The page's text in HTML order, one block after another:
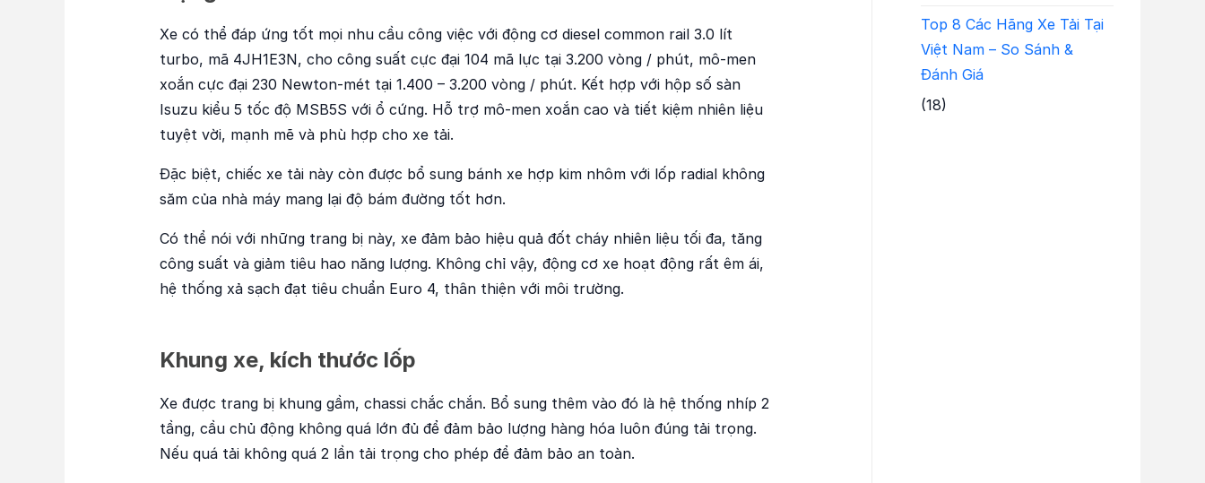
Xe có thể đáp ứng tốt mọi nhu cầu công việc với động cơ diesel common rail 3.0 lít
turbo, mã 4JH1E3N, cho công suất cực đại 104 mã lực tại 3.200 vòng / phút, mô-men
xoắn cực đại 230 Newton-mét tại 1.400 – 3.200 vòng / phút. Kết hợp với hộp số sàn
Isuzu kiểu 5 tốc độ MSB5S với ổ cứng. Hỗ trợ mô-men xoắn cao và tiết kiệm nhiên liệu
tuyệt vời, mạnh mẽ và phù hợp cho xe tải.
Đặc biệt, chiếc xe tải này còn được bổ sung bánh xe hợp kim nhôm với lốp radial không
săm của nhà máy mang lại độ bám đường tốt hơn.
Có thể nói với những trang bị này, xe đảm bảo hiệu quả đốt cháy nhiên liệu tối đa, tăng
công suất và giảm tiêu hao năng lượng. Không chỉ vậy, động cơ xe hoạt động rất êm ái,
hệ thống xả sạch đạt tiêu chuẩn Euro 4, thân thiện với môi trường.
Khung xe, kích thước lốp
Xe được trang bị khung gầm, chassi chắc chắn. Bổ sung thêm vào đó là hệ thống nhíp 2
tầng, cầu chủ động không quá lớn đủ để đảm bảo lượng hàng hóa luôn đúng tải trọng.
Nếu quá tải không quá 2 lần tải trọng cho phép để đảm bảo an toàn.
Top 8 Các Hãng Xe Tải Tại
Việt Nam – So Sánh &
Đánh Giá
(18)